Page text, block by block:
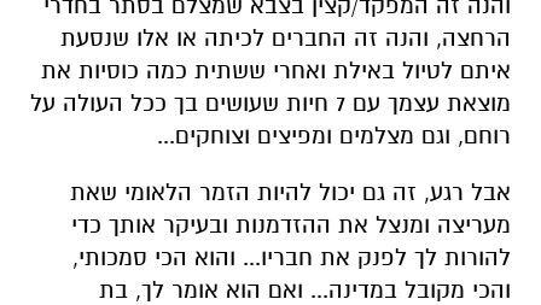
הרחצה, והנה זה החברים לכיתה או אלו שנסעת
איתם לטיול באילת ואחרי ששתית כמה כוסיות את
מוצאת עצמך עם 7 חיות שעושים בך ככל העולה על
רוחם, וגם מצלמים ומפיצים וצוחקים...
אבל רגע, זה גם יכול להיות הזמר הלאומי שאת
מעריצה ומנצל את ההזדמנות ובעיקר אותך כדי
להורות לך לפנק את חבריו... והוא הכי סמכותי,
והכי מקובל במדינה... ואם הוא אומר לך, בת